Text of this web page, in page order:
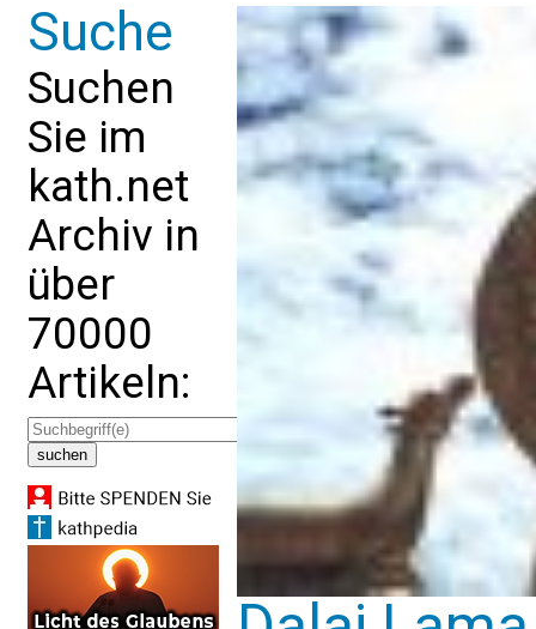
Suche
Suchen
Sie im
kath.net
Archiv in
über
70000
Artikeln: